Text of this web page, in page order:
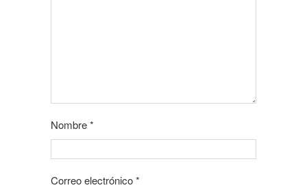
Nombre*
Correo electrónico*